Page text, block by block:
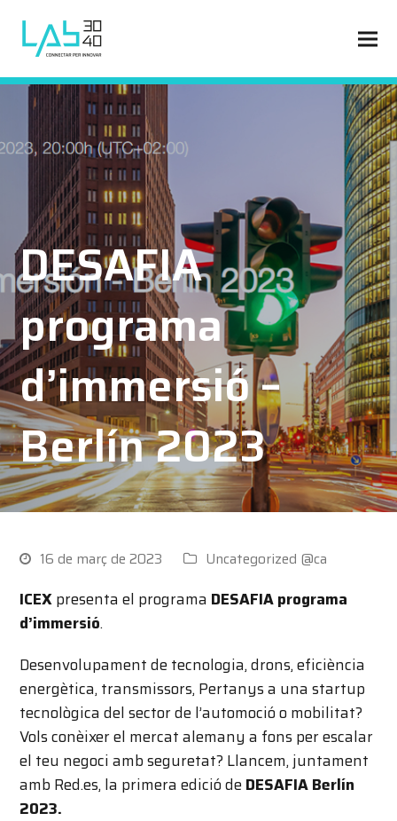
DESAFIA
programa
d’immersió –
Berlín 2023
16 de març de 2023 Uncategorized @ca
ICEXpresenta el programa DESAFIA programa
d’immersió.
Desenvolupament de tecnologia, drons, eficiència
energètica, transmissors, Pertanys a una startup
tecnològica del sector de l’automoció o mobilitat?
Vols conèixer el mercat alemany a fons per escalar
el teu negoci amb seguretat? Llancem, juntament
amb Red.es, la primera edició de DESAFIA Berlín
2023.